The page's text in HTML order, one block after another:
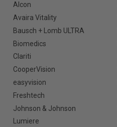
Alcon
Avaira Vitality
Bausch + Lomb ULTRA
Biomedics
Clariti
CooperVision
easyvision
Freshtech
Johnson & Johnson
Lumiere